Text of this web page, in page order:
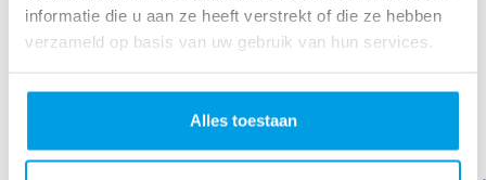
informatie die u aan ze heeft verstrekt of die ze hebben
verzameld op basis van uw gebruik van hun services.
Alles toestaan